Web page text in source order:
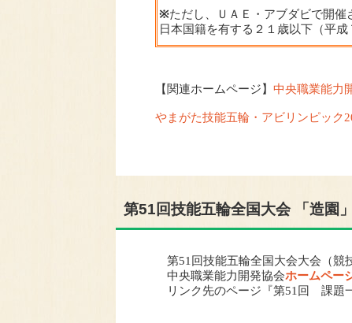
※ただし、ＵＡＥ・アブダビで開催
日本国籍を有する２１歳以下（平
【関連ホームページ】 中央職業能力
やまがた技能五輪・アビリンピック
第51回技能五輪全国大会 「造園
第51回技能五輪全国大会大会（競
中央職業能力開発協会ホームペー
リンク先のページ『第51回 課題